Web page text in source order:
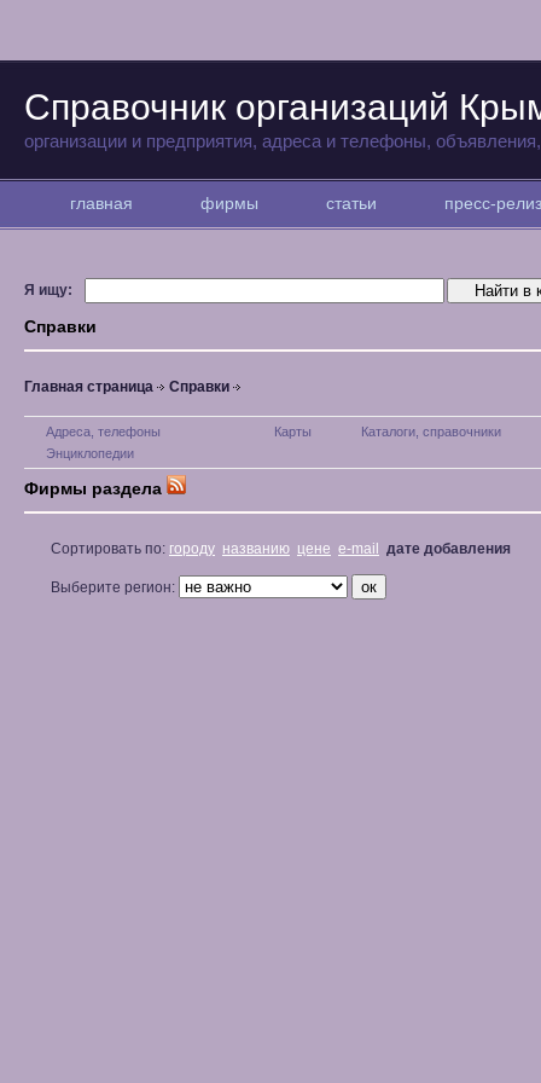
Справочник организаций
организации и предприятия, адреса и телефоны,
главная фирмы статьи пресс-
Я ищу:
Справки
Главная страница Справки
Адреса, телефоны Карты
Каталоги, справочники
Энциклопедии
Фирмы раздела
Сортировать по: городу названию цене e-mail дате добавления
Выберите регион: